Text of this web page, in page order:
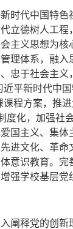
时代中国特色
立德树人工程
主义思想为核
理体系，融入
忠于社会主义
平新时代中
程方案，推
度化，加强社
国主义、集体
进文化、革命
意识教育。完
强学校基层党
阐释党的创新